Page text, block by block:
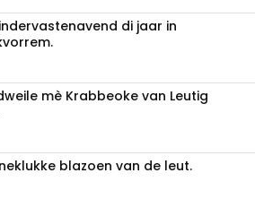
di jaar in
mè Krabbeoke van Leutig
blazoen van de leut.